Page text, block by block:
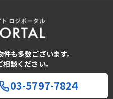
も多数ございます。
談ください。
03-5797-7824